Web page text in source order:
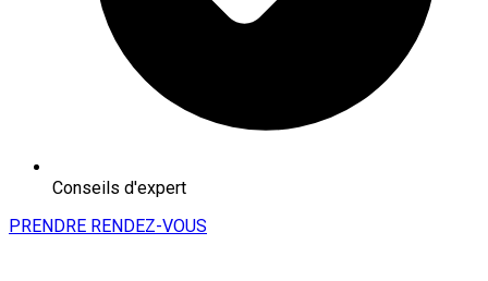
Conseils d'expert
PRENDRE RENDEZ-VOUS